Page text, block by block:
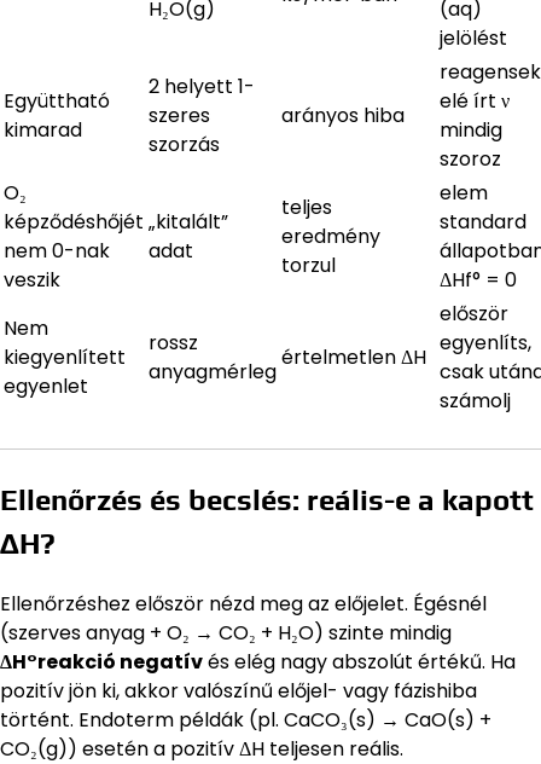
H₂O(g)
(aq)
jelölést
Együttható
kimarad
2 helyett 1-
szeres
szorzás
arányos hiba
reagensek
elé írt ν
mindig
szoroz
O₂
képződéshőjét
nem 0-nak
veszik
„kitalált”
adat
teljes
eredmény
torzul
elem
standard
ΔHf° = 0
Nem
kiegyenlített
egyenlet
rossz
anyagmérleg
értelmetlen ΔH
először
egyenlíts,
csak
számolj
Ellenőrzés és becslés: reális-e a kapott
ΔH?
Ellenőrzéshez először nézd meg az előjelet. Égésnél
(szerves anyag + O₂ → CO₂ + H₂O) szinte mindig
ΔH°reakció negatívés elég nagy abszolút értékű. Ha
pozitív jön ki, akkor valószínű előjel- vagy fázishiba
történt. Endoterm példák (pl. CaCO₃(s) → CaO(s) +
CO₂(g)) esetén a pozitív ΔH teljesen reális.